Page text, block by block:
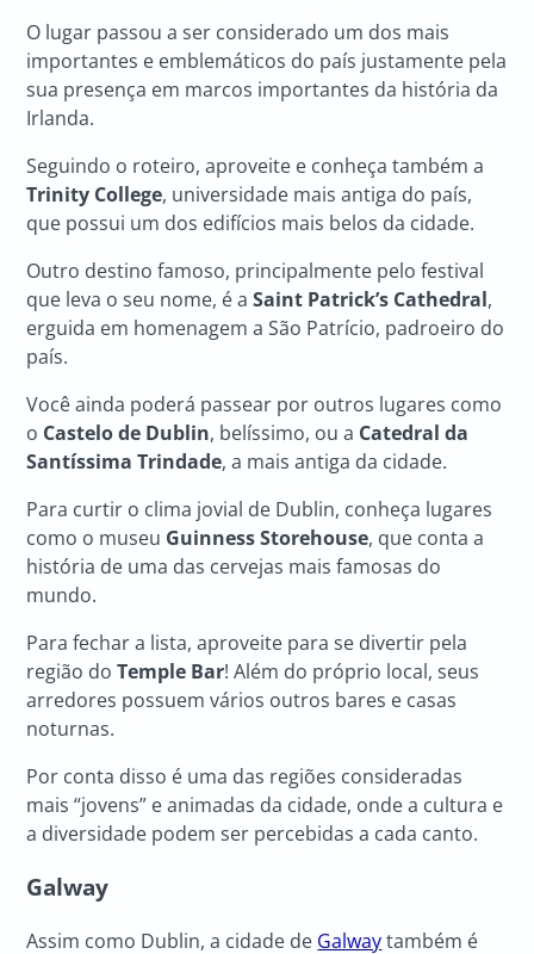
O lugar passou a ser considerado um dos mais
importantes e emblemáticos do país justamente pela
sua presença em marcos importantes da história da
Irlanda.
Seguindo o roteiro, aproveite e conheça também a
Trinity College, universidade mais antiga do país,
que possui um dos edifícios mais belos da cidade.
Outro destino famoso, principalmente pelo festival
que leva o seu nome, é aSaint Patrick’s Cathedral,
erguida em homenagem a São Patrício, padroeiro do
país.
Você ainda poderá passear por outros lugares como
o Castelo de Dublin, belíssimo, ou a Catedral da
Santíssima Trindade, a mais antiga da cidade.
Para curtir o clima jovial de Dublin, conheça lugares
como o museu Guinness Storehouse, que conta a
história de uma das cervejas mais famosas do
mundo.
Para fechar a lista, aproveite para se divertir pela
região doTemple Bar! Além do próprio local, seus
arredores possuem vários outros bares e casas
noturnas.
Por conta disso é uma das regiões consideradas
mais “jovens” e animadas da cidade, onde a cultura e
a diversidade podem ser percebidas a cada canto.
Galway
Assim como Dublin, a cidade de Galwaytambém é